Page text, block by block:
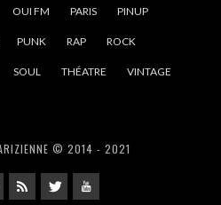
OUI FM PARIS PINUP
PUNK RAP ROCK
SOUL THÉATRE VINTAGE
© 2014 - 2021